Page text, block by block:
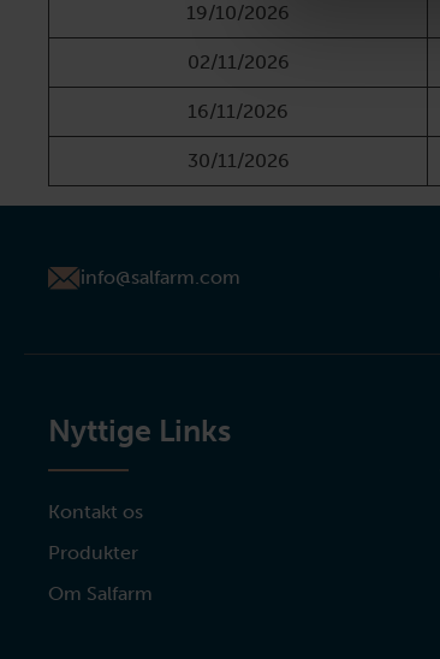
19/10/2026
02/11/2026
16/11/2026
30/11/2026
info@salfarm.com
Nyttige Links
Kontakt os
Produkter
Om Salfarm